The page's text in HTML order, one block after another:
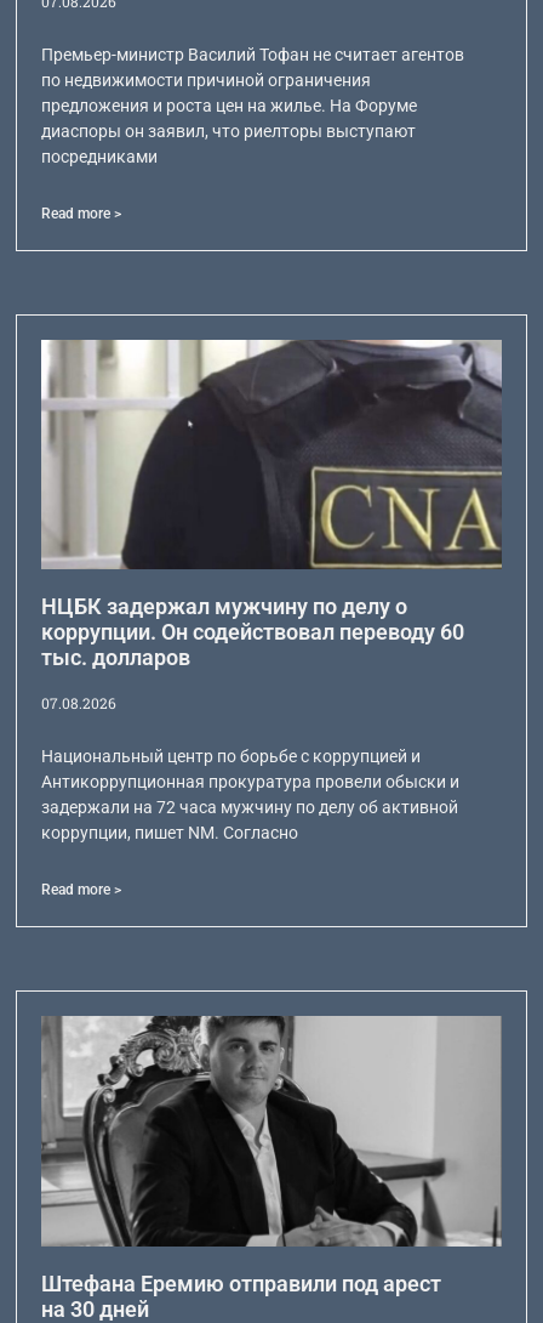
Премьер-министр Василий Тофан не считает агентов
по недвижимости причиной ограничения
предложения и роста цен на жилье. На Форуме
диаспоры он заявил, что риелторы выступают
посредниками
Read more >
НЦБК задержал мужчину по делу о
коррупции. Он содействовал переводу 60
тыс. долларов
07.08.2026
Национальный центр по борьбе с коррупцией и
Антикоррупционная прокуратура провели обыски и
задержали на 72 часа мужчину по делу об активной
коррупции, пишет NM. Согласно
Read more >
Штефана Еремию отправили под арест
на 30 дней